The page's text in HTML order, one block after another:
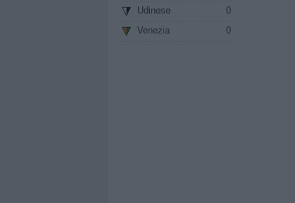
Udinese
0
Venezia
0